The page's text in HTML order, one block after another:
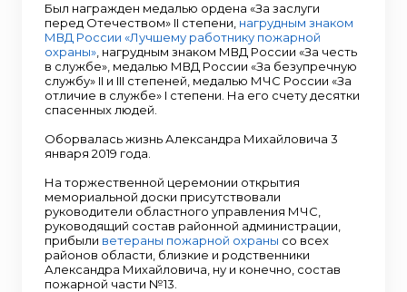
Был награжден медалью ордена «За заслуги
перед Отечеством» II степени, нагрудным знаком
МВД России «Лучшему работнику пожарной
охраны» , нагрудным знаком МВД России «За честь
в службе», медалью МВД России «За безупречную
службу» II и III степеней, медалью МЧС России «За
отличие в службе» I степени. На его счету десятки
спасенных людей.
Оборвалась жизнь Александра Михайловича 3
января 2019 года.
На торжественной церемонии открытия
мемориальной доски присутствовали
руководители областного управления МЧС,
руководящий состав районной администрации,
прибыли ветераны пожарной охраны со всех
районов области, близкие и родственники
Александра Михайловича, ну и конечно, состав
пожарной части №13.